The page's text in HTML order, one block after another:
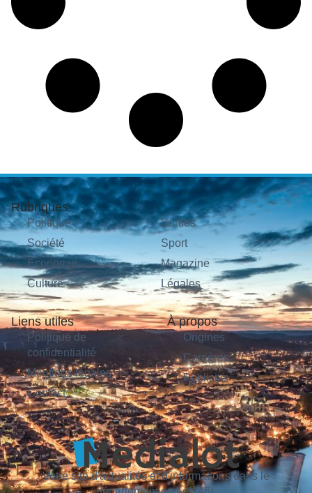
Rubriques
Politique
Société
Économie
Culture
Sorties
Sport
Magazine
Légales
Liens utiles
Politique de
confidentialité
Mentions légales
Contact
À propos
Origines
Carrières
Publicité
Votre site d'actualités et d'informations dans le